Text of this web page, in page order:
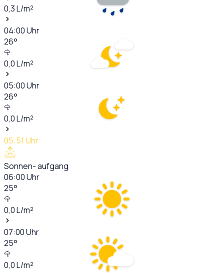
0,3L/m²
04:00Uhr
26°
0,0L/m²
05:00Uhr
26°
0,0L/m²
05:51 Uhr
Sonnen- aufgang
06:00Uhr
25°
0,0L/m²
07:00Uhr
25°
0,0L/m²